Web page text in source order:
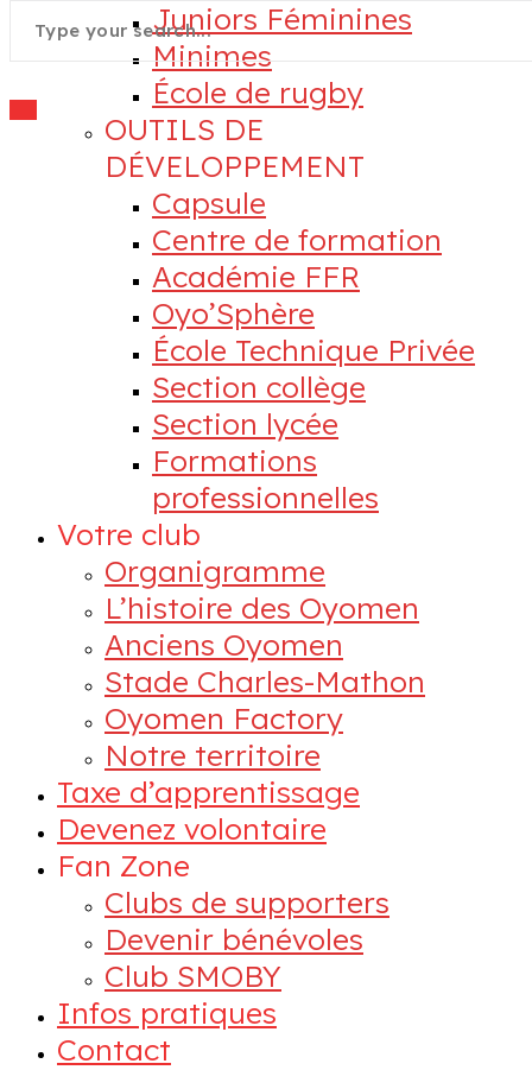
Juniors Féminines
Minimes
École de rugby
OUTILS DE
DÉVELOPPEMENT
Capsule
Centre de formation
Académie FFR
Oyo’Sphère
École Technique Privée
Section collège
Section lycée
Formations
professionnelles
Votre club
Organigramme
L’histoire des Oyomen
Anciens Oyomen
Stade Charles-Mathon
Oyomen Factory
Notre territoire
Taxe d’apprentissage
Devenez volontaire
Fan Zone
Clubs de supporters
Devenir bénévoles
Club SMOBY
Infos pratiques
Contact